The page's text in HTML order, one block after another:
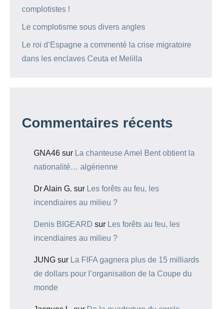
complotistes !
Le complotisme sous divers angles
Le roi d’Espagne a commenté la crise migratoire
dans les enclaves Ceuta et Melilla
Commentaires récents
GNA46 sur La chanteuse Amel Bent obtient la
nationalité… algérienne
Dr Alain G. sur Les forêts au feu, les
incendiaires au milieu ?
Denis BIGEARD sur Les forêts au feu, les
incendiaires au milieu ?
JUNG sur La FIFA gagnera plus de 15 milliards
de dollars pour l’organisation de la Coupe du
monde